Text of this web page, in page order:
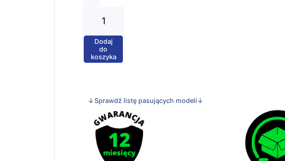
+
Dodaj
do
koszyka
↓Sprawdź listę pasujących modeli↓